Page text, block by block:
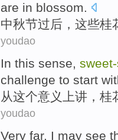
are in blossom.
中秋节过后 ， 这些桂
youdao
In this sense,
challenge to start
从这个意义上讲 ， 桂
youdao
Very far, I may see